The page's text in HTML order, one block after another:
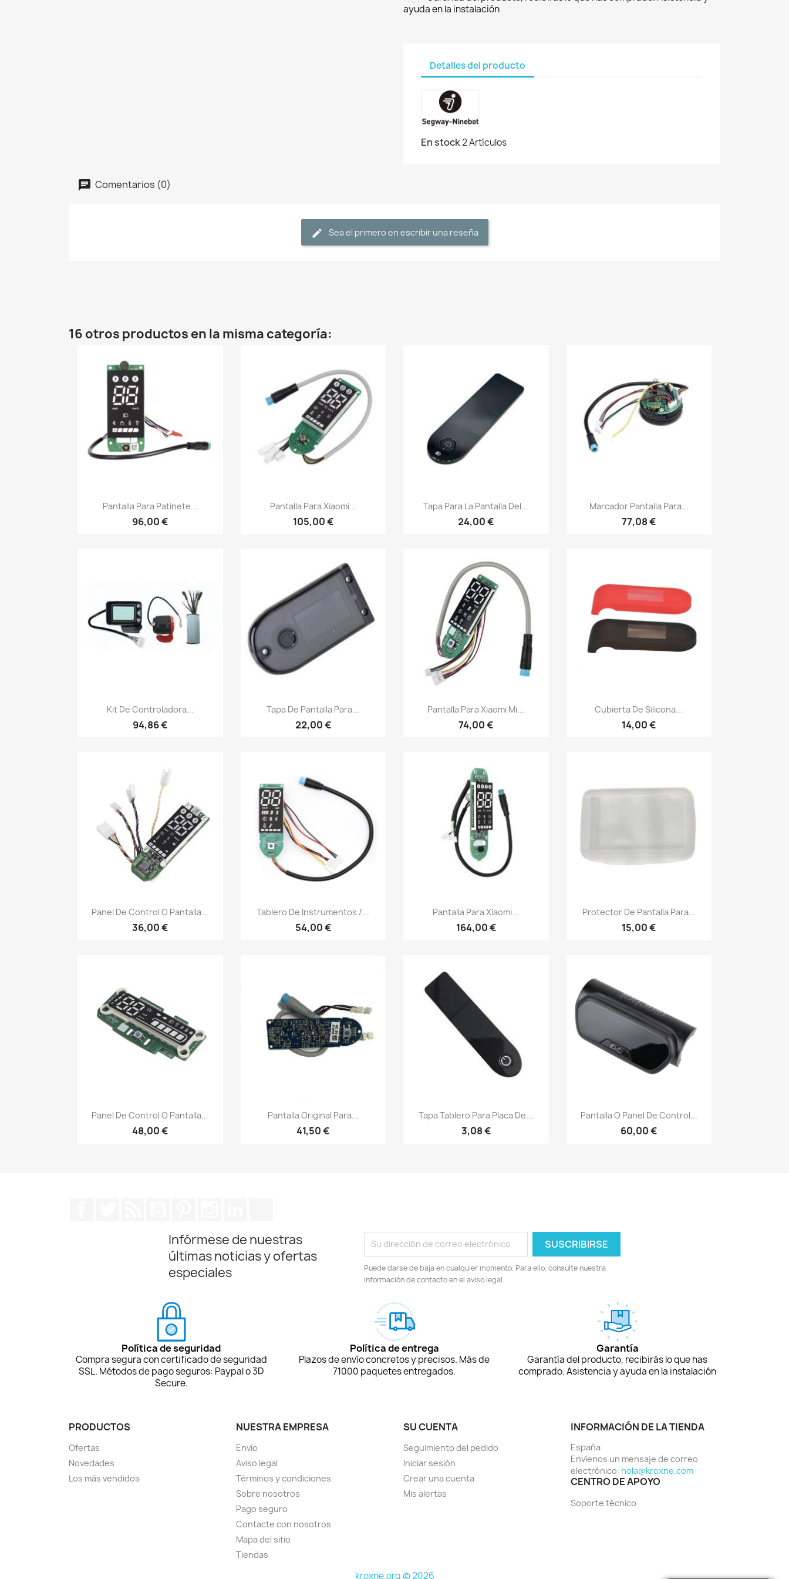
ayuda en la instalación
Detalles del producto
En stock2 Artículos
Comentarios (0)
Sea el primero en escribir una reseña
16 otros productos en la misma categoría:
Vista rápida
Pantalla Para Patinete...
96,00 €
Vista rápida
Pantalla Para Xiaomi...
105,00 €
Vista rápida
Tapa Para La Pantalla Del...
24,00 €
Vista rápida
Marcador Pantalla Para...
77,08 €
Vista rápida
Kit De Controladora...
94,86 €
Vista rápida
Tapa De Pantalla Para...
22,00 €
Vista rápida
Pantalla Para Xiaomi Mi...
74,00 €
Vista rápida
Cubierta De Silicona...
14,00 €
Vista rápida
Panel De Control O Pantalla...
36,00 €
Vista rápida
Tablero De Instrumentos /...
54,00 €
Vista rápida
Pantalla Para Xiaomi...
164,00 €
Vista rápida
Protector De Pantalla Para...
15,00 €
Vista rápida
Panel De Control O Pantalla...
48,00 €
Vista rápida
Pantalla Original Para...
41,50 €
Vista rápida
Tapa Tablero Para Placa De...
3,08 €
Vista rápida
Pantalla O Panel De Control...
60,00 €
Infórmese de nuestras
últimas noticias y ofertas
especiales
Puede darse de baja en cualquier momento. Para ello, consulte nuestra
información de contacto en el aviso legal.
Política de seguridad
Compra segura con certificado de seguridad
SSL. Métodos de pago seguros: Paypal o 3D
Secure.
Política de entrega
Plazos de envío concretos y precisos. Más de
71000 paquetes entregados.
Garantía
Garantía del producto, recibirás lo que has
comprado. Asistencia y ayuda en la instalación
PRODUCTOS
Ofertas
Novedades
Los más vendidos
NUESTRA EMPRESA
Envío
Aviso legal
Términos y condiciones
Sobre nosotros
Pago seguro
Contacte con nosotros
Mapa del sitio
Tiendas
SU CUENTA
Seguimiento del pedido
Iniciar sesión
Crear una cuenta
Mis alertas
INFORMACIÓN DE LA TIENDA
España
Envíenos un mensaje de correo
electrónico: hola@kroxne.com
CENTRO DE APOYO
Soporte técnico
kroxne.org © 2026